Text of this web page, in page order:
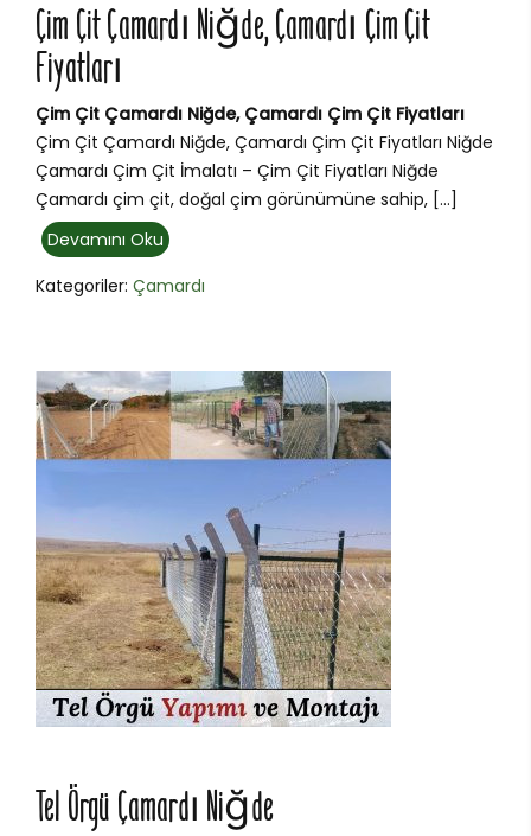
Çim Çit Çamardı Niğde, Çamardı Çim Çit
Fiyatları
Çim Çit Çamardı Niğde, Çamardı Çim Çit Fiyatları
Çim Çit Çamardı Niğde, Çamardı Çim Çit Fiyatları Niğde
Çamardı Çim Çit İmalatı – Çim Çit Fiyatları Niğde
Çamardı çim çit, doğal çim görünümüne sahip, […]
Devamını Oku
Kategoriler: Çamardı
Tel Örgü Çamardı Niğde